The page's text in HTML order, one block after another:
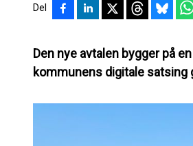
Del
Den nye avtalen bygger på
kommunens digitale